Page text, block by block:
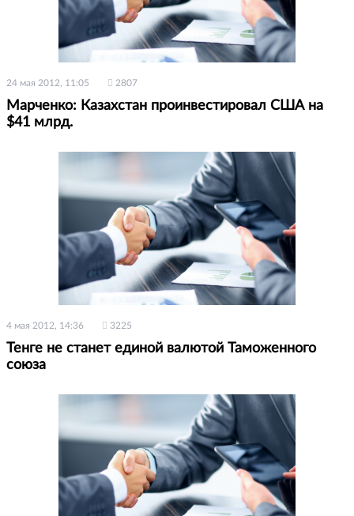
24 мая 2012, 11:05 2807
Марченко: Казахстан проинвестировал США на
$41 млрд.
4 мая 2012, 14:36 3225
Тенге не станет единой валютой Таможенного
союза